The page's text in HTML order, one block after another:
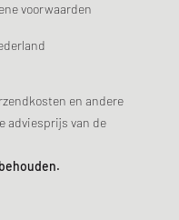
voorwaarden
en andere
adviesprijs van de